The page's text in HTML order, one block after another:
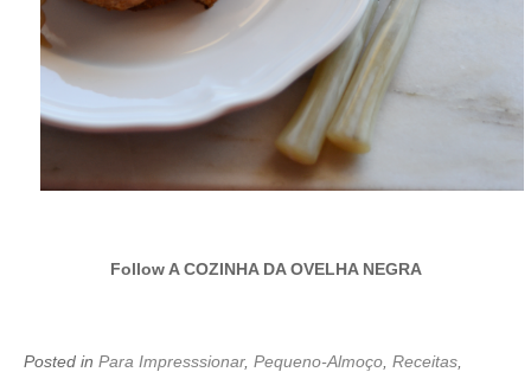
Follow A COZINHA DA OVELHA NEGRA
Posted in Para Impresssionar, Pequeno-Almoço Receitas